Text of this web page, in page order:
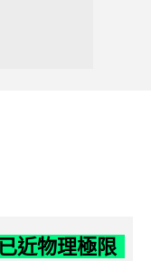
近物理極限